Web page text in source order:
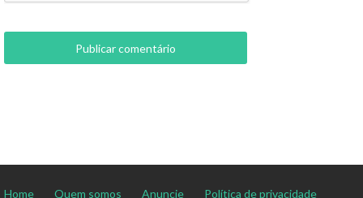
Home Quem somos Anuncie Política de privacidade